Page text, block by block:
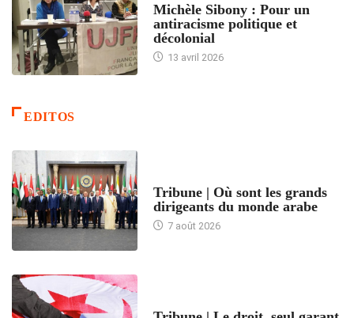
Michèle Sibony : Pour un
antiracisme politique et
décolonial
13 avril 2026
EDITOS
Tribune | Où sont les grands
dirigeants du monde arabe
7 août 2026